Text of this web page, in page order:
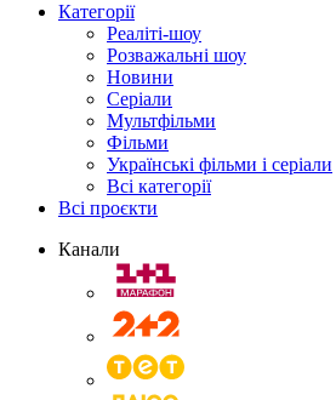
Категорії
Реаліті-шоу
Розважальні шоу
Новини
Серіали
Мультфільми
Фільми
Українські фільми і серіали
Всі категорії
Всі проєкти
Канали